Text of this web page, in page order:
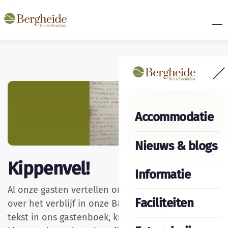
Accommodatie
Nieuws & blogs
Informatie
Faciliteiten
Kippenvel!
Al onze gasten vertellen ons prachtige verhalen
over het verblijf in onze B&B. Van onderstaande
tekst in ons gastenboek, kregen wij echt